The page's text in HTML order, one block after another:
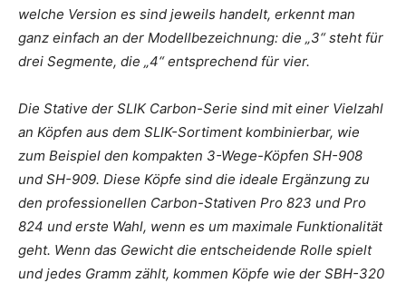
welche Version es sind jeweils handelt, erkennt man
ganz einfach an der Modellbezeichnung: die „3“ steht für
drei Segmente, die „4“ entsprechend für vier.
Die Stative der SLIK Carbon-Serie sind mit einer Vielzahl
an Köpfen aus dem SLIK-Sortiment kombinierbar, wie
zum Beispiel den kompakten 3-Wege-Köpfen SH-908
und SH-909. Diese Köpfe sind die ideale Ergänzung zu
den professionellen Carbon-Stativen Pro 823 und Pro
824 und erste Wahl, wenn es um maximale Funktionalität
geht. Wenn das Gewicht die entscheidende Rolle spielt
und jedes Gramm zählt, kommen Köpfe wie der SBH-320